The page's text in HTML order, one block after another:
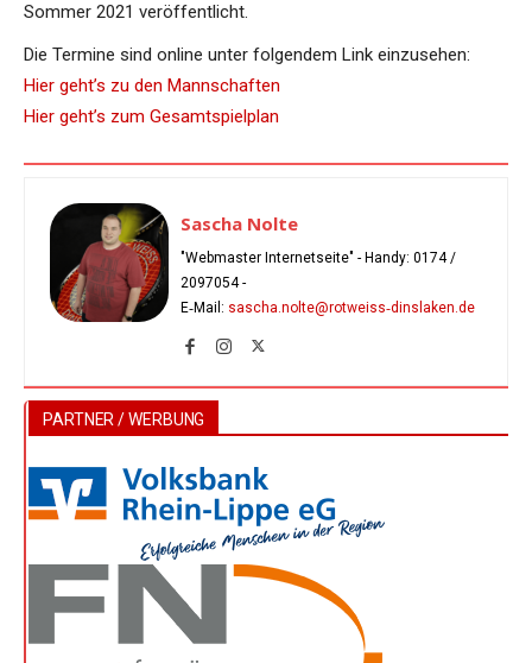
Sommer 2021 veröffentlicht.
Die Termine sind online unter folgendem Link einzusehen:
Hier geht’s zu den Mannschaften
Hier geht’s zum Gesamtspielplan
Sascha Nolte
"Webmaster Internetseite" - Handy: 0174 /
2097054-
E‑Mail: sascha.nolte@rotweiss‑dinslaken.de
PARTNER / WERBUNG